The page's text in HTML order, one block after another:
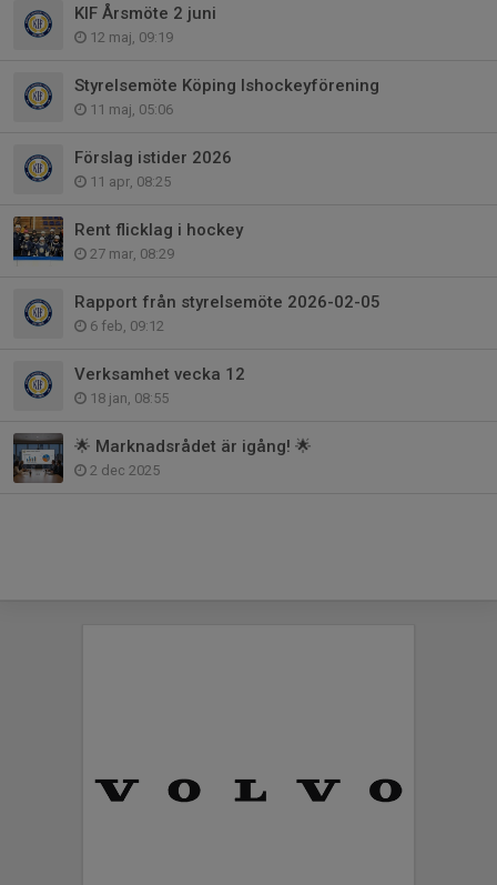
KIF Årsmöte 2 juni
12 maj, 09:19
Styrelsemöte Köping Ishockeyförening
11 maj, 05:06
Förslag istider 2026
11 apr, 08:25
Rent flicklag i hockey
27 mar, 08:29
Rapport från styrelsemöte 2026-02-05
6 feb, 09:12
Verksamhet vecka 12
18 jan, 08:55
🌟 Marknadsrådet är igång! 🌟
2 dec 2025